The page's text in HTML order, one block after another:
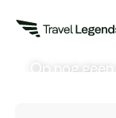
Op nog